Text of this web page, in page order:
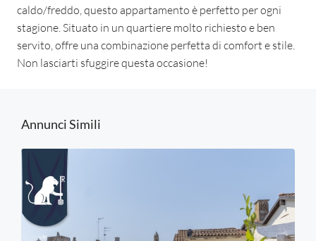
caldo/freddo, questo appartamento è perfetto per ogni
stagione. Situato in un quartiere molto richiesto e ben
servito, offre una combinazione perfetta di comfort e stile.
Non lasciarti sfuggire questa occasione!
Annunci Simili